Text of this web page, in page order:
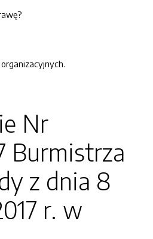
Nr
Burmistrza
z dnia 8
r. w